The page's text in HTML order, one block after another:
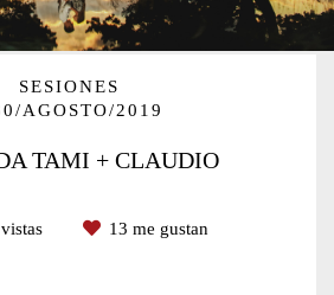
SESIONES
AGOSTO/2019
TAMI + CLAUDIO
vistas 13 me gustan